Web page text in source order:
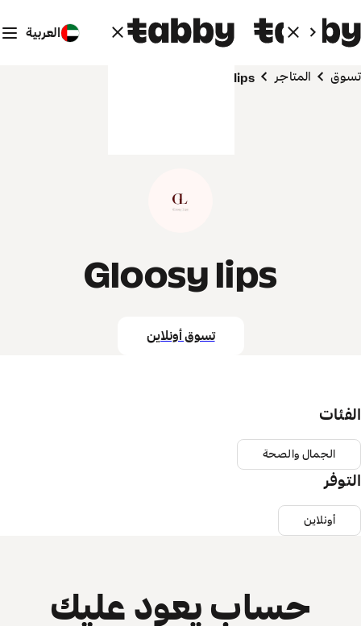
العربية
تسوق المتاجر Gloosy lips
Gloosy lips
تسوق أونلاين
الفئات
الجمال والصحة
التوفر
أونلاين
حساب يعود عليك